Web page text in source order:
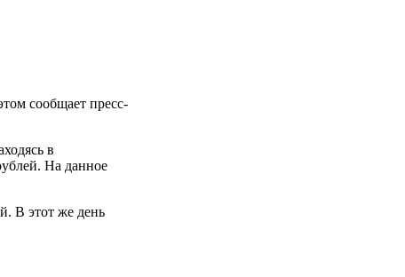
сообщает пресс-
в
На данное
В этот же день